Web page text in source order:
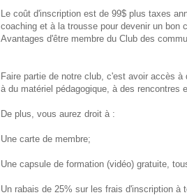
Le coût d'inscription est de 99$ plus taxes
coaching et à la trousse pour devenir un bon
Avantages d'être membre du Club des
Faire partie de notre club, c'est avoir accès
à du matériel pédagogique, à des
De plus, vous aurez droit à :
Une carte de membre;
Une capsule de formation (vidéo) gratuite,
Un rabais de 25% sur les frais d'inscription à